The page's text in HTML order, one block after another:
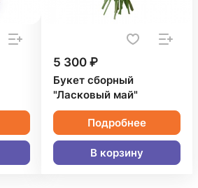
5 300 ₽
Букет сборный
"Ласковый май"
Подробнее
В корзину